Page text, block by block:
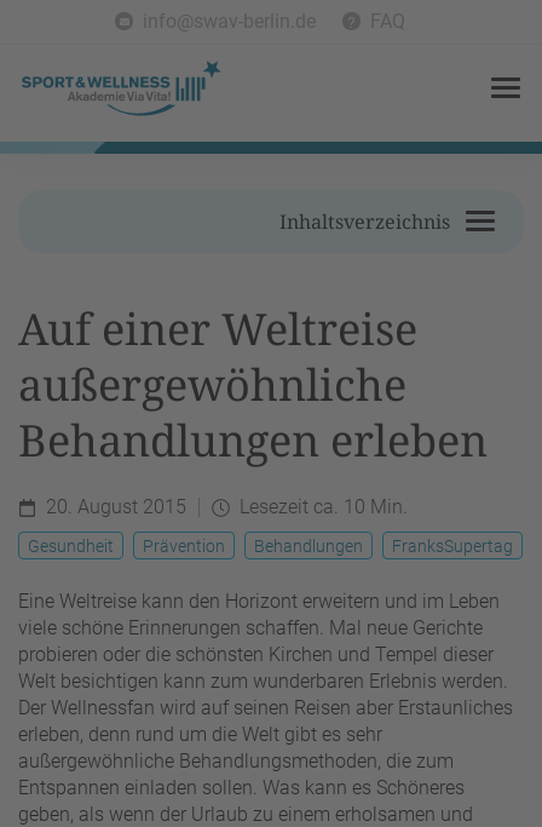
info@swav-berlin.de FAQ
Inhaltsverzeichnis
Auf einer Weltreise
außergewöhnliche
Behandlungen erleben
20. August 2015 Lesezeit ca. 10 Min.
Gesundheit Prävention Behandlungen FranksSupertag
Eine Weltreise kann den Horizont erweitern und im Leben
viele schöne Erinnerungen schaffen. Mal neue Gerichte
probieren oder die schönsten Kirchen und Tempel dieser
Welt besichtigen kann zum wunderbaren Erlebnis werden.
Der Wellnessfan wird auf seinen Reisen aber Erstaunliches
erleben, denn rund um die Welt gibt es sehr
außergewöhnliche Behandlungsmethoden, die zum
Entspannen einladen sollen. Was kann es Schöneres
geben, als wenn der Urlaub zu einem erholsamen und